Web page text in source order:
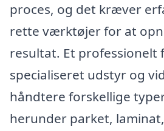
proces, og det kræver
rette værktøjer for at
resultat. Et professionelt
specialiseret udstyr og
håndtere forskellige
herunder parket,